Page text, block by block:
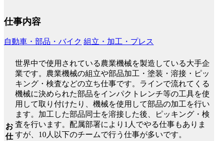
仕事内容
自動車・部品・バイク 組立・加工・プレス
お
仕
世界中で使用されている農業機械を製造している大手企
業です。農業機械の組立や部品加工・塗装・溶接・ピッ
キング・検査などの立ち仕事です。ラインで流れてくる
機械に決められた部品をインパクトレンチ等の工具を使
用して取り付けたり、機械を使用して部品の加工を行い
ます。加工した部品同士を溶接した後、ピッキング・検
査を行います。配属部署により1人でやる仕事もありま
すが、10人以下のチームで行う仕事が多いです。